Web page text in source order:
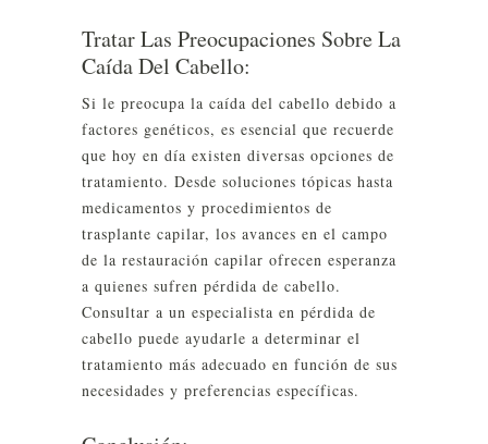
Tratar Las Preocupaciones Sobre La
Caída Del Cabello:
Si le preocupa la caída del cabello debido a
factores genéticos, es esencial que recuerde
que hoy en día existen diversas opciones de
tratamiento. Desde soluciones tópicas hasta
medicamentos y procedimientos de
trasplante capilar, los avances en el campo
de la restauración capilar ofrecen esperanza
a quienes sufren pérdida de cabello.
Consultar a un especialista en pérdida de
cabello puede ayudarle a determinar el
tratamiento más adecuado en función de sus
necesidades y preferencias específicas.